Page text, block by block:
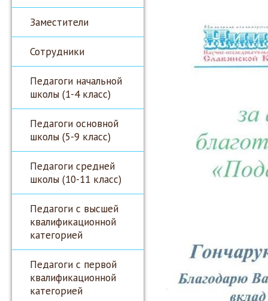
Заместители
Сотрудники
Педагоги начальной
школы (1-4 класс)
Педагоги основной
школы (5-9 класс)
Педагоги средней
школы (10-11 класс)
Педагоги с высшей
квалификационной
категорией
Педагоги с первой
квалификационной
категорией